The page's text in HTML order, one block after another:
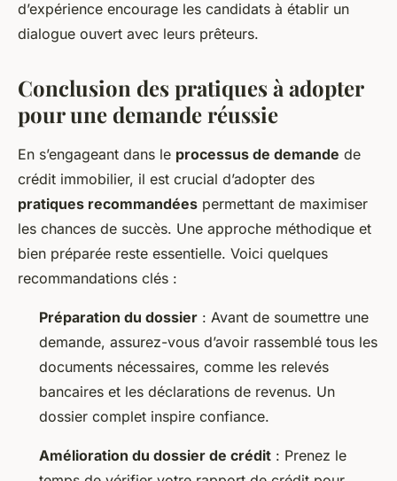
d’expérience encourage les candidats à établir un
dialogue ouvert avec leurs prêteurs.
Conclusion des pratiques à adopter
pour une demande réussie
En s’engageant dans le processus de demande de
crédit immobilier, il est crucial d’adopter des
pratiques recommandées permettant de maximiser
les chances de succès. Une approche méthodique et
bien préparée reste essentielle. Voici quelques
recommandations clés :
Préparation du dossier : Avant de soumettre une
demande, assurez-vous d’avoir rassemblé tous les
documents nécessaires, comme les relevés
bancaires et les déclarations de revenus. Un
dossier complet inspire confiance.
Amélioration du dossier de crédit : Prenez le